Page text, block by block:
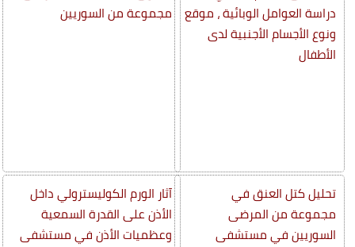
دراسة العوامل الوبائية ، موقع
ونوع الأجسام الأجنبية لدى
الأطفال
تحليل كتل العنق في
مجموعة من المرضى
السوريين في مستشفى
مجموعة من السوريين
آثار الورم الكوليسترولي داخل
الأذن على القدرة السمعية
وعظميات الأذن في مستشفى